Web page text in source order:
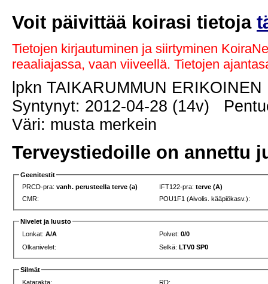
Voit päivittää koirasi tietoja
Tietojen kirjautuminen ja siirtyminen
reaaliajassa, vaan viiveellä. Tietojen
lpkn TAIKARUMMUN
Syntynyt: 2012-04-28 (14v)
Väri: musta merkein
Terveystiedoille on annettu
Geenitestit
PRCD-pra:vanh. perusteella terve (a) IFT122-pra:terve (A)
CMR:
POU1F1 (Aivolis. kääpiökasv.):
Nivelet ja luusto
Lonkat:A/A Polvet:0/0
Olkanivelet:
Selkä:LTV0 SP0
Silmät
Katarakta:
RD: